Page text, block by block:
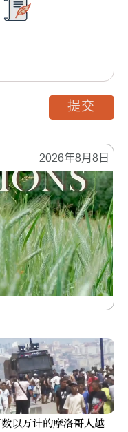
2026年8月8日
提交
以万计的摩洛哥人越